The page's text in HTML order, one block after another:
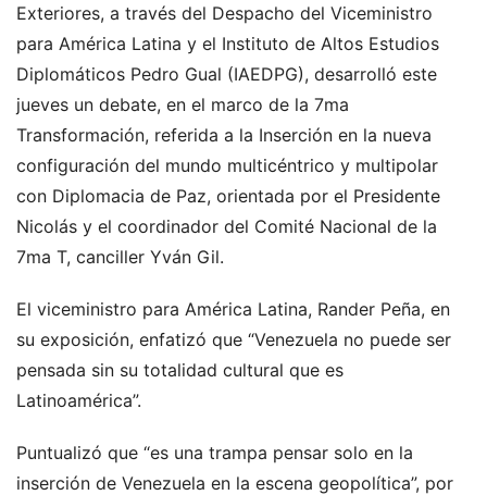
Exteriores, a través del Despacho del Viceministro
para América Latina y el Instituto de Altos Estudios
Diplomáticos Pedro Gual (IAEDPG), desarrolló este
jueves un debate, en el marco de la 7ma
Transformación, referida a la Inserción en la nueva
configuración del mundo multicéntrico y multipolar
con Diplomacia de Paz, orientada por el Presidente
Nicolás y el coordinador del Comité Nacional de la
7ma T, canciller Yván Gil.
El viceministro para América Latina, Rander Peña, en
su exposición, enfatizó que “Venezuela no puede ser
pensada sin su totalidad cultural que es
Latinoamérica”.
Puntualizó que “es una trampa pensar solo en la
inserción de Venezuela en la escena geopolítica”, por